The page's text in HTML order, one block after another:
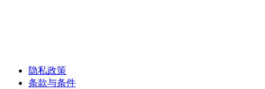
隐私政策
条款与条件